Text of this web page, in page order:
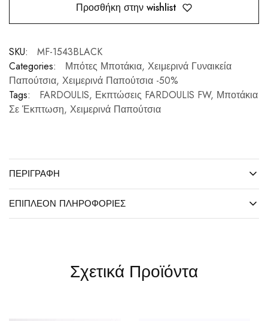
Προσθήκη στην wishlist
SKU:
MF-1543BLACK
Categories:
Μπότες Μποτάκια, Χειμερινά Γυναικεία
Παπούτσια, Χειμερινά Παπούτσια -50%
Tags:
FARDOULIS, Εκπτώσεις FARDOULIS FW, Μποτάκια
Σε Έκπτωση, Χειμερινά Παπούτσια
ΠΕΡΙΓΡΑΦΉ
ΕΠΙΠΛΈΟΝ ΠΛΗΡΟΦΟΡΊΕΣ
Σχετικά Προϊόντα